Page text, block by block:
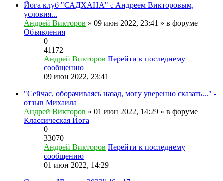
Йога клуб "САДХАНА" с Андреем Викторовым,
условия...
Андрей Викторов » 09 июн 2022, 23:41 » в форуме
Объявления
0
41172
Андрей Викторов Перейти к последнему
сообщению
09 июн 2022, 23:41
"Сейчас, оборачиваясь назад, могу уверенно сказать..." -
отзыв Михаила
Андрей Викторов » 01 июн 2022, 14:29 » в форуме
Классическая Йога
0
33070
Андрей Викторов Перейти к последнему
сообщению
01 июн 2022, 14:29